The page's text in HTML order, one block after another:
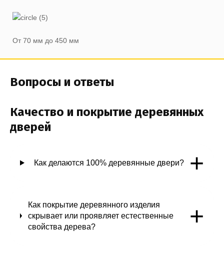
От 70 мм до 450 мм
Вопросы и ответы
Качество и покрытие деревянных
дверей
Как делаются 100% деревянные двери? +
Как покрытие деревянного изделия
скрывает или проявляет естественные
свойства дерева?
+